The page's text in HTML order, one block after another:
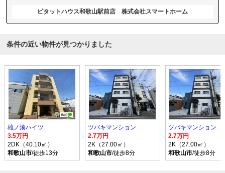
ピタットハウス和歌山駅前店 株式会社スマートホーム
条件の近い物件が見つかりました
雄ノ湊ハイツ
3.5万円
2DK（40.10㎡）
和歌山市/徒歩13分
ツバキマンション
2.7万円
2K（27.00㎡）
和歌山市/徒歩8分
ツバキマンション
2.7万円
2K（27.00㎡）
和歌山市/徒歩8分